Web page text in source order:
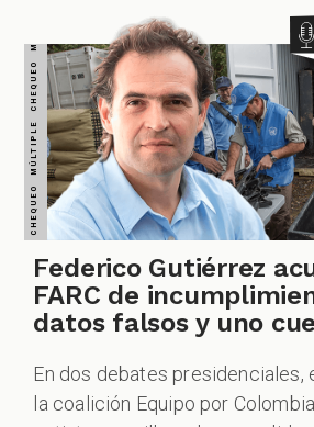
Federico Gutiérrez
FARC de
datos falsos y uno
En dos debates presidenciales,
la coalición Equipo por